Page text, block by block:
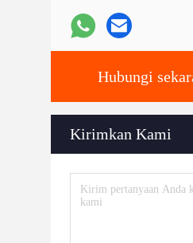
Hubungi
Kirimkan Kami